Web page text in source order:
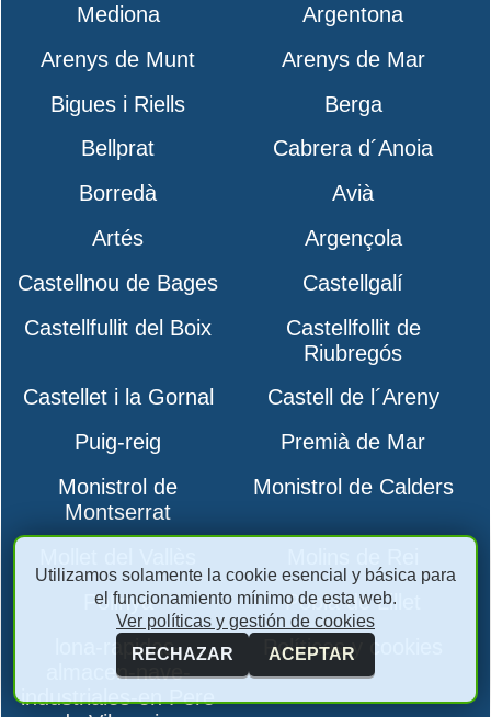
Mediona
Argentona
Arenys de Munt
Arenys de Mar
Bigues i Riells
Berga
Bellprat
Cabrera d´Anoia
Borredà
Avià
Artés
Argençola
Castellnou de Bages
Castellgalí
Castellfullit del Boix
Castellfollit de
Riubregós
Castellet i la Gornal
Castell de l´Areny
Puig-reig
Premià de Mar
Monistrol de
Montserrat
Monistrol de Calders
Polinyà
Pobla de Lillet
lona-rapidas-
almacen-nave-
industriales-en Pere
Políticas y cookies
Utilizamos solamente la cookie esencial y básica para
el funcionamiento mínimo de esta web.
Ver políticas y gestión de cookies
RECHAZAR
ACEPTAR